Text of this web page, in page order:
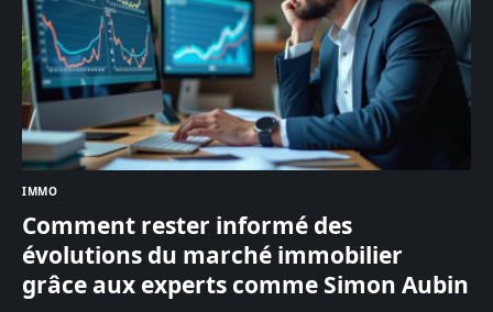
IMMO
Comment rester informé des
évolutions du marché immobilier
grâce aux experts comme Simon Aubin